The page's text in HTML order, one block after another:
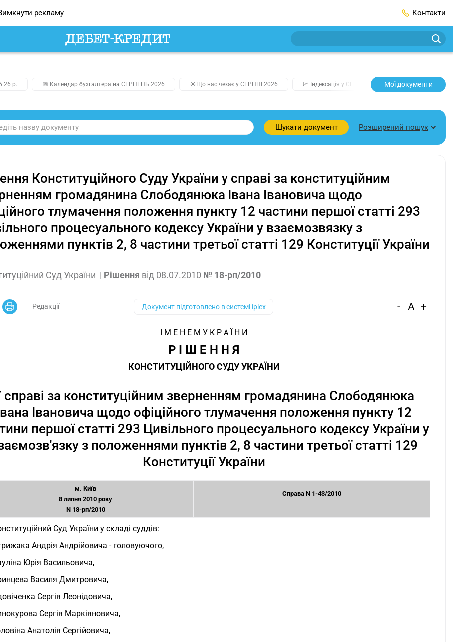
рекламу Контакти
р. 📅 Календар бухгалтера на СЕРПЕНЬ 2026 ☀️Що нас чекає у СЕРПНІ 2026 📈 Індексація у СЕРПНІ 2️⃣0️⃣2️⃣7️⃣ Усі
Мої документи
Шукати документ Розширений пошук
Конституційного Суду України у справі за конституційним
громадянина Слободянюка Івана Івановича щодо
тлумачення положення пункту 12 частини першої статті 293
процесуального кодексу України у взаємозвязку з
пунктів 2, 8 частини третьої статті 129 Конституції України
Суд України | Рішення від 08.07.2010 № 18-рп/2010
Редакції Документ підготовлено всистемі iplex - A +
І М Е Н Е М У К Р А Ї Н И
Р І Ш Е Н Н Я
КОНСТИТУЦІЙНОГО СУДУ УКРАЇНИ
справі за конституційним зверненням громадянина Слободянюка
Івановича щодо офіційного тлумачення положення пункту 12
першої статті 293 Цивільного процесуального кодексу України у
з положеннями пунктів 2, 8 частини третьої статті 129
Конституції України
м. Київ
8 липня 2010 року
N 18-рп/2010
Справа N 1-43/2010
Суд України у складі суддів:
Андрія Андрійовича - головуючого,
Юрія Васильовича,
Василя Дмитровича,
Сергія Леонідовича,
Сергія Маркіяновича,
Анатолія Сергійовича,